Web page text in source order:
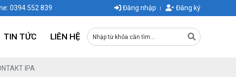
0394 552 839 Đăng nhập Đăng ký
TIN TỨC LIÊN HỆ
IPA